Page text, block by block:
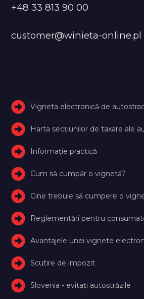
+48 33 813 90 00
customer@winieta-online.pl
Vigneta electronică de
Harta secțiunilor de taxare ale
Informație practică
Cum să cumpăr o vignetă?
Cine trebuie să cumpere o
Reglementări pentru
Avantajele unei vignete
Scutire de impozit
Slovenia - evitați autostrăzile